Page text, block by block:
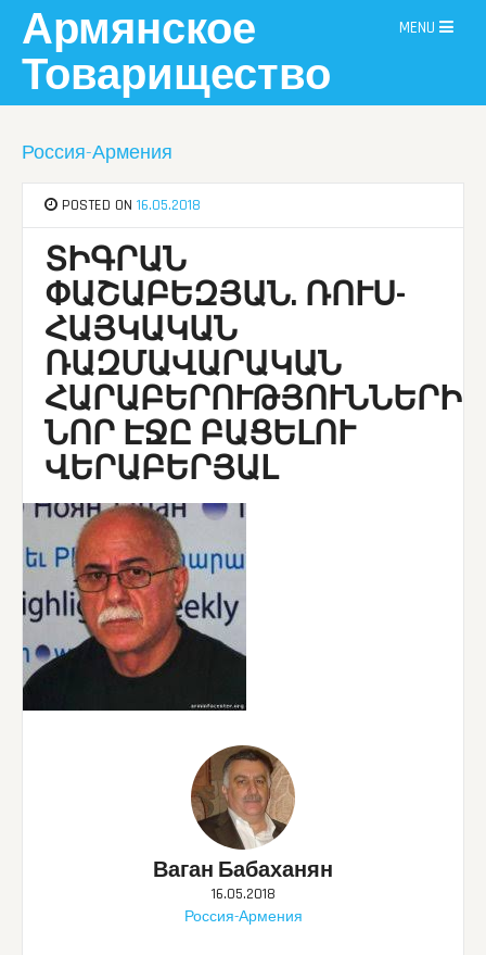
content
Армянское
Товарищество
MENU
Россия-Армения
POSTED ON16.05.2018
ՏԻԳՐԱՆ
ՓԱՇԱԲԵԶՅԱՆ. ՌՈՒՍ-
ՀԱՅԿԱԿԱՆ
ՌԱԶՄԱՎԱՐԱԿԱՆ
ՀԱՐԱԲԵՐՈՒԹՅՈՒՆՆԵՐԻ
ՆՈՐ ԷՋԸ ԲԱՑԵԼՈՒ
ՎԵՐԱԲԵՐՅԱԼ
Ваган Бабаханян
16.05.2018
Россия-Армения